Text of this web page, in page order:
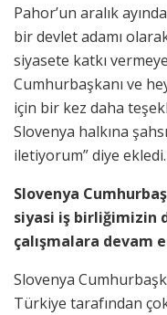
Pahor’un aralık
bir devlet adamı
siyasete katkı
Cumhurbaşkanı ve
için bir kez daha
Slovenya halkına
iletiyorum” diye ekledi.
Slovenya
siyasi iş birliğimizin
çalışmalara devam
Slovenya
Türkiye tarafından